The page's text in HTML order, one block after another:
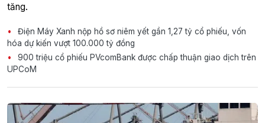
tăng.
Điện Máy Xanh nộp hồ sơ niêm yết gần 1,27 tỷ cổ phiếu, vốn
hóa dự kiến vượt 100.000 tỷ đồng
900 triệu cổ phiếu PVcomBank được chấp thuận giao dịch trên
UPCoM